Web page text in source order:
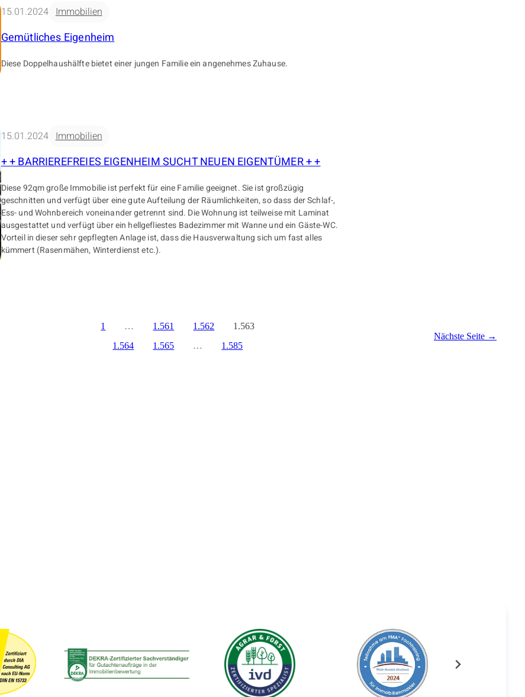
15.01.2024 Immobilien
Gemütliches Eigenheim
Diese Doppelhaushälfte bietet einer jungen Familie ein angenehmes Zuhause.
15.01.2024 Immobilien
+ + BARRIEREFREIES EIGENHEIM SUCHT NEUEN EIGENTÜMER + +
Diese 92qm große Immobilie ist perfekt für eine Familie geeignet. Sie ist großzügig
geschnitten und verfügt über eine gute Aufteilung der Räumlichkeiten, so dass der Schlaf-,
Ess- und Wohnbereich voneinander getrennt sind. Die Wohnung ist teilweise mit Laminat
ausgestattet und verfügt über ein hellgefliestes Badezimmer mit Wanne und ein Gäste-WC.
Vorteil in dieser sehr gepflegten Anlage ist, dass die Hausverwaltung sich um fast alles
kümmert (Rasenmähen, Winterdienst etc.).
1 … 1.561 1.562
1.563
1.564
1.565 … 1.585
Nächste Seite